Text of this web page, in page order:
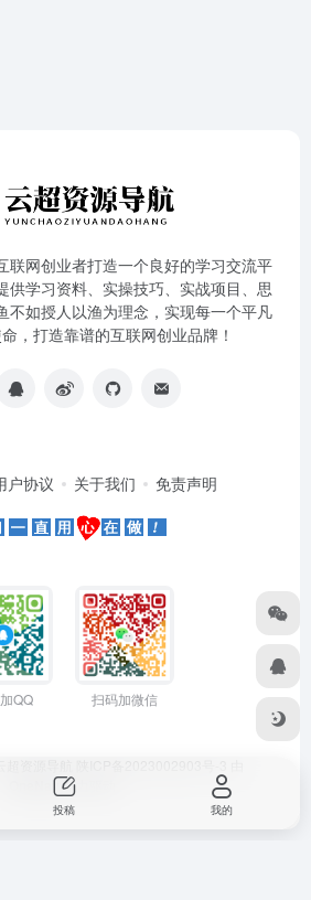
联网创业者打造一个良好的学习交流平
供学习资料、实操技巧、实战项目、思
不如授人以渔为理念，实现每一个平凡
，打造靠谱的互联网创业品牌！
户协议 关于我们 免责声明
QQ 扫码加微信
OneNav强力驱动
投稿 我的